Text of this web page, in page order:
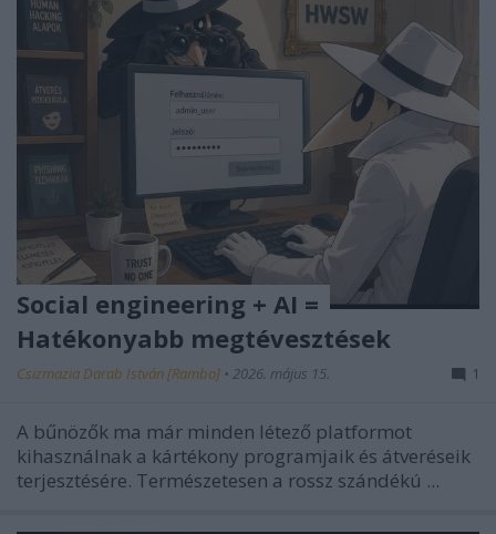
Social engineering + AI =
Hatékonyabb megtévesztések
Csizmazia Darab István [Rambo] • 2026. május 15. 1
A bűnözők ma már minden létező platformot
kihasználnak a kártékony programjaik és átveréseik
terjesztésére. Természetesen a rossz szándékú ...